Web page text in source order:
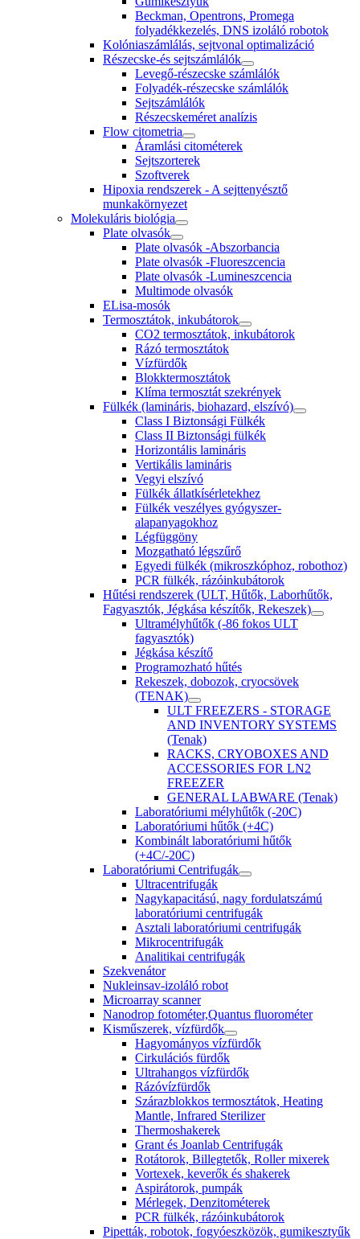
Beckman, Opentrons, Promega
folyadékkezelés, DNS izoláló robotok
Kolóniaszámlálás, sejtvonal optimalizáció
Részecske-és sejtszámlálók
Levegő-részecske számlálók
Folyadék-részecske számlálók
Sejtszámlálók
Részecskeméret analízis
Flow citometria
Áramlási citométerek
Sejtszorterek
Szoftverek
Hipoxia rendszerek - A sejttenyésztő
munkakörnyezet
Molekuláris biológia
Plate olvasók
Plate olvasók -Abszorbancia
Plate olvasók -Fluoreszcencia
Plate olvasók -Lumineszcencia
Multimode olvasók
ELisa-mosók
Termosztátok, inkubátorok
CO2 termosztátok, inkubátorok
Rázó termosztátok
Vízfürdők
Blokktermosztátok
Klíma termosztát szekrények
Fülkék (lamináris, biohazard, elszívó)
Class I Biztonsági Fülkék
Class II Biztonsági fülkék
Horizontális lamináris
Vertikális lamináris
Vegyi elszívó
Fülkék állatkísérletekhez
Fülkék veszélyes gyógyszer-
alapanyagokhoz
Légfüggöny
Mozgatható légszűrő
Egyedi fülkék (mikroszkóphoz, robothoz)
PCR fülkék, rázóinkubátorok
Hűtési rendszerek (ULT, Hűtők, Laborhűtők,
Fagyasztók, Jégkása készítők, Rekeszek)
Ultramélyhűtők (-86 fokos ULT
fagyasztók)
Jégkása készítő
Programozható hűtés
Rekeszek, dobozok, cryocsövek
(TENAK)
ULT FREEZERS - STORAGE
AND INVENTORY SYSTEMS
(Tenak)
RACKS, CRYOBOXES AND
ACCESSORIES FOR LN2
FREEZER
GENERAL LABWARE (Tenak)
Laboratóriumi mélyhűtők (-20C)
Laboratóriumi hűtők (+4C)
Kombinált laboratóriumi hűtők
(+4C/-20C)
Laboratóriumi Centrifugák
Ultracentrifugák
Nagykapacitású, nagy fordulatszámú
laboratóriumi centrifugák
Asztali laboratóriumi centrifugák
Mikrocentrifugák
Analitikai centrifugák
Szekvenátor
Nukleinsav-izoláló robot
Microarray scanner
Nanodrop fotométer,Quantus fluorométer
Kisműszerek, vízfürdők
Hagyományos vízfürdők
Cirkulációs fürdők
Ultrahangos vízfürdők
Rázóvízfürdők
Szárazblokkos termosztátok, Heating
Mantle, Infrared Sterilizer
Thermoshakerek
Grant és Joanlab Centrifugák
Rotátorok, Billegtetők, Roller mixerek
Vortexek, keverők és shakerek
Aspirátorok, pumpák
Mérlegek, Denzitométerek
PCR fülkék, rázóinkubátorok
Pipetták, robotok, fogyóeszközök, gumikesztyűk